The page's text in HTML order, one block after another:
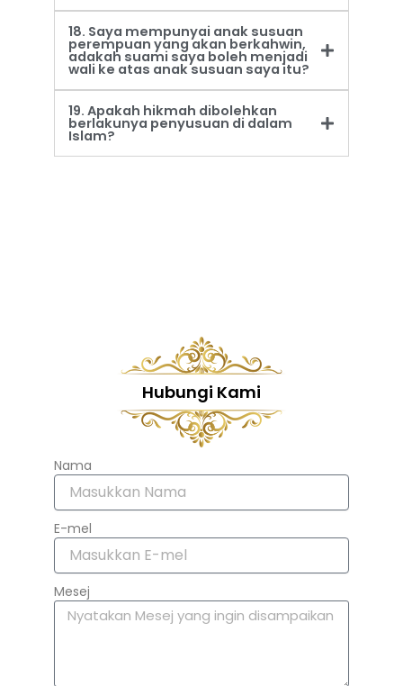
18. Saya mempunyai anak susuan
perempuan yang akan berkahwin,
adakah suami saya boleh menjadi
wali ke atas anak susuan saya itu?
19. Apakah hikmah dibolehkan
berlakunya penyusuan di dalam
Islam?
Hubungi Kami
Nama
E-mel
Mesej